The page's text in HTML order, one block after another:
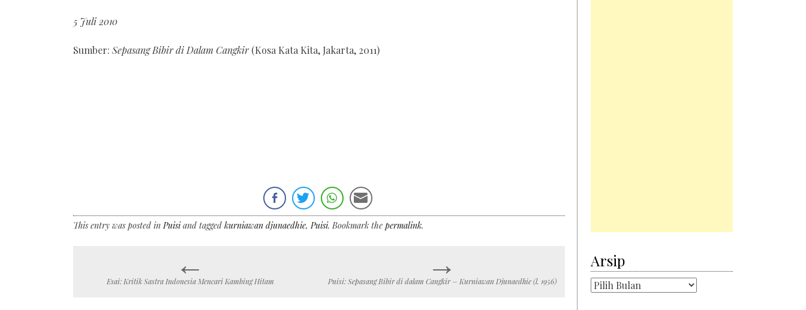
5 Juli 2010
Sumber: Sepasang Bibir di Dalam Cangkir (Kosa Kata Kita, Jakarta, 2011)
This entry was posted inPuisiand tagged kurniawan djunaedhie,Puisi. Bookmark the permalink.
navigation
←
Esai: Kritik Sastra Indonesia Mencari Kambing Hitam →
Puisi: Sepasang Bibir di dalam Cangkir – Kurniawan Djunaedhie (l. 1956)
Arsip
Arsip